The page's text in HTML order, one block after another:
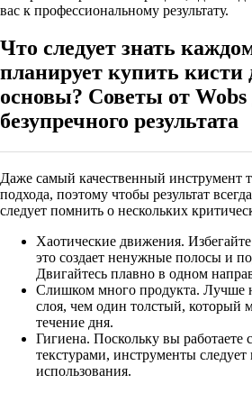
вас к профессиональному результату.
Что следует знать
планирует купить кисти
основы? Советы от Wobs
безупречного результата
Даже самый качественный инструмент
подхода, поэтому чтобы результат
следует помнить о нескольких
Хаотические движения.
это создает ненужные полосы и
Двигайтесь плавно в одном
Слишком много продукта. Лучше
слоя, чем один толстый, который
течение дня.
Гигиена. Поскольку вы работаете
текстурами, инструменты
использования.